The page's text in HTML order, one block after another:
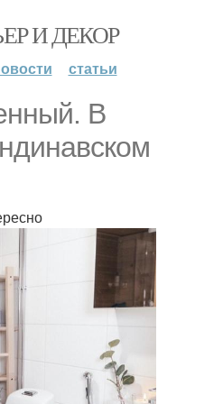
И ДЕКОР
статьи
В